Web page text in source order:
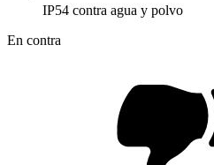
IP54 contra agua y polvo
En contra